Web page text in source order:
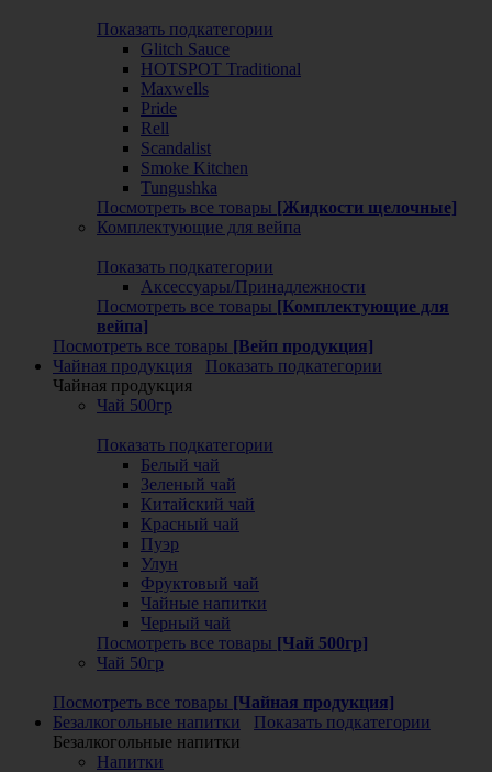
Показать подкатегории
Glitch Sauce
HOTSPOT Traditional
Maxwells
Pride
Rell
Scandalist
Smoke Kitchen
Tungushka
Посмотреть все товары [Жидкости щелочные]
Комплектующие для вейпа
Показать подкатегории
Аксессуары/Принадлежности
Посмотреть все товары [Комплектующие для
вейпа]
Посмотреть все товары [Вейп продукция]
Чайная продукция
Показать подкатегории
Чайная продукция
Чай 500гр
Показать подкатегории
Белый чай
Зеленый чай
Китайский чай
Красный чай
Пуэр
Улун
Фруктовый чай
Чайные напитки
Черный чай
Посмотреть все товары [Чай 500гр]
Чай 50гр
Посмотреть все товары [Чайная продукция]
Безалкогольные напитки
Показать подкатегории
Безалкогольные напитки
Напитки